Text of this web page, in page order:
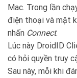
Mac. Trong lần
điện thoại và mật
nhấn Connect.
Lúc này DroidID
có hỏi quyền truy
Sau này, mỗi khi